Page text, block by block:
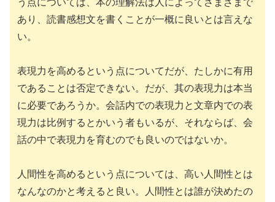
あり、読書感想文を書くことが一概に良いとは言えな
い。
表現力を高めるという点についてだが、たしかに有用
であることは否定できない。だが、其の表現力は本当
に必要であろうか。会話内での表現力と文章内での表
現力は比例するとかいう者もいるが、それならば、会
話の中で表現力を育むのでも良いのではないか。
人間性を高めるという点については、高い人間性とは
なんなのかと考えると良い。人間性とは誰が決めたの